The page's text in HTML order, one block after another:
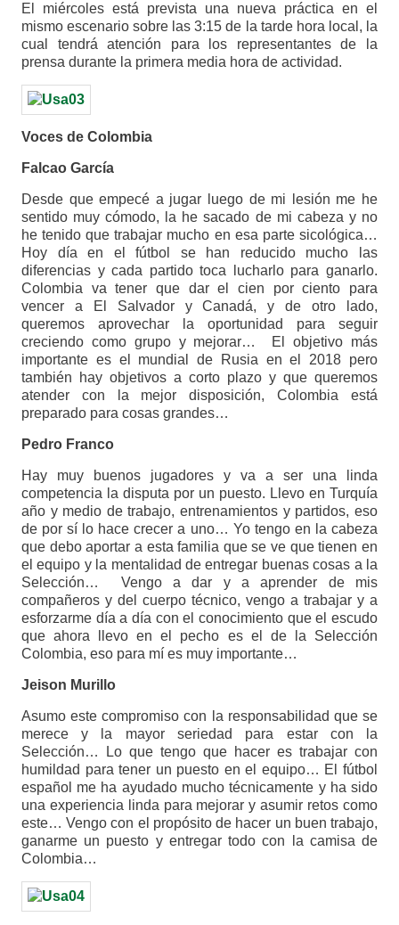
El miércoles está prevista una nueva práctica en el
mismo escenario sobre las 3:15 de la tarde hora local, la
cual tendrá atención para los representantes de la
prensa durante la primera media hora de actividad.
Voces de Colombia
Falcao García
Desde que empecé a jugar luego de mi lesión me he
sentido muy cómodo, la he sacado de mi cabeza y no
he tenido que trabajar mucho en esa parte sicológica…
Hoy día en el fútbol se han reducido mucho las
diferencias y cada partido toca lucharlo para ganarlo.
Colombia va tener que dar el cien por ciento para
vencer a El Salvador y Canadá, y de otro lado,
queremos aprovechar la oportunidad para seguir
creciendo como grupo y mejorar… El objetivo más
importante es el mundial de Rusia en el 2018 pero
también hay objetivos a corto plazo y que queremos
atender con la mejor disposición, Colombia está
preparado para cosas grandes…
Pedro Franco
Hay muy buenos jugadores y va a ser una linda
competencia la disputa por un puesto. Llevo en Turquía
año y medio de trabajo, entrenamientos y partidos, eso
de por sí lo hace crecer a uno… Yo tengo en la cabeza
que debo aportar a esta familia que se ve que tienen en
el equipo y la mentalidad de entregar buenas cosas a la
Selección… Vengo a dar y a aprender de mis
compañeros y del cuerpo técnico, vengo a trabajar y a
esforzarme día a día con el conocimiento que el escudo
que ahora llevo en el pecho es el de la Selección
Colombia, eso para mí es muy importante…
Jeison Murillo
Asumo este compromiso con la responsabilidad que se
merece y la mayor seriedad para estar con la
Selección… Lo que tengo que hacer es trabajar con
humildad para tener un puesto en el equipo… El fútbol
español me ha ayudado mucho técnicamente y ha sido
una experiencia linda para mejorar y asumir retos como
este… Vengo con el propósito de hacer un buen trabajo,
ganarme un puesto y entregar todo con la camisa de
Colombia…